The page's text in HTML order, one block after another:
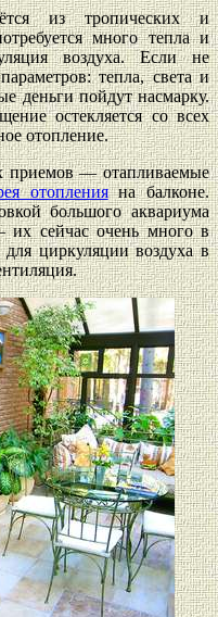
из тропических и
много тепла и
воздуха. Если не
тепла, света и
деньги пойдут насмарку.
остекляется со всех
отопление.
приемов — отапливаемые
отопленияна балконе.
большого аквариума
их сейчас очень много в
циркуляции воздуха в